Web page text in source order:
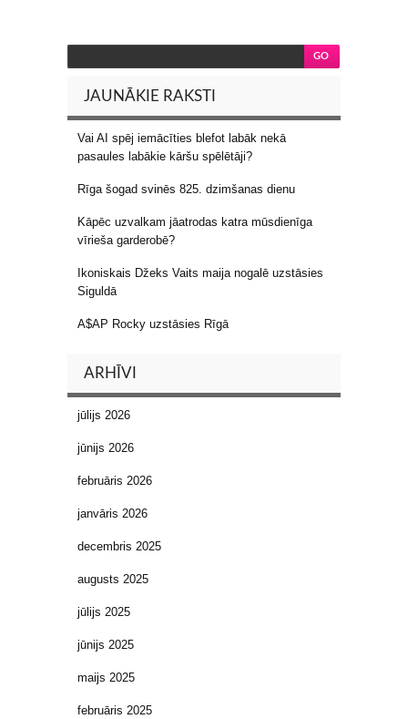
JAUNĀKIE RAKSTI
Vai AI spēj iemācīties blefot labāk nekā
pasaules labākie kāršu spēlētāji?
Rīga šogad svinēs 825. dzimšanas dienu
Kāpēc uzvalkam jāatrodas katra mūsdienīga
vīrieša garderobē?
Ikoniskais Džeks Vaits maija nogalē uzstāsies
Siguldā
A$AP Rocky uzstāsies Rīgā
ARHĪVI
jūlijs 2026
jūnijs 2026
februāris 2026
janvāris 2026
decembris 2025
augusts 2025
jūlijs 2025
jūnijs 2025
maijs 2025
februāris 2025